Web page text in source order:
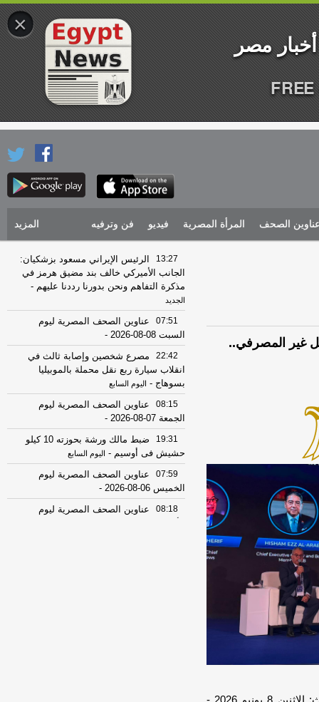
الصحف المرأة المصرية فيديو فن وترفيه المزيد
غير المصرفي..
نشر في: الإثنين 8 يونيو 2026 - 11:56 ص | آخر تحديث: الإثنين 8 يونيو 2026 -
13:27
الرئيس الإيراني مسعود بزشكيان:
الجانب الأميركي خالف بند مضيق هرمز في
مذكرة التفاهم ونحن بدورنا رددنا عليهم -
الجديد
07:51
عناوين الصحف المصرية ليوم
السبت 08-08-2026
-
22:42
مصرع شخصين وإصابة ثالث في
انقلاب سيارة ربع نقل محملة بالموبيليا
بسوهاج - اليوم السابع
08:15
عناوين الصحف المصرية ليوم
الجمعة 07-08-2026
-
19:31
ضبط مالك ورشة بحوزته 10 كيلو
حشيش فى أوسيم - اليوم السابع
07:59
عناوين الصحف المصرية ليوم
الخميس 06-08-2026
-
08:18
عناوين الصحف المصرية ليوم
×